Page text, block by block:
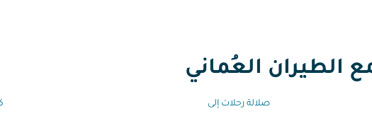
الطيران العُماني
صلالة رحلات إلى